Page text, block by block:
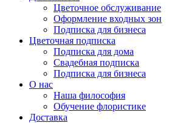
Цветочное обслуживание
Оформление входных зон
Подписка для бизнеса
Цветочная подписка
Подписка для дома
Свадебная подписка
Подписка для бизнеса
О нас
Наша философия
Обучение флористике
Доставка